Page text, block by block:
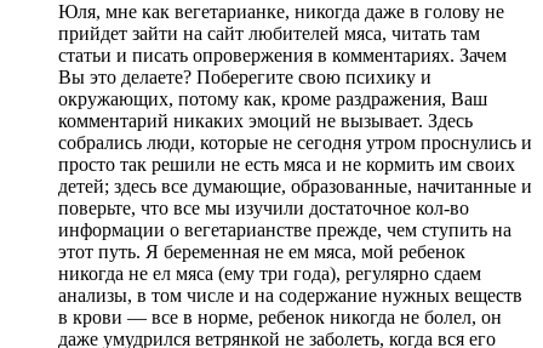
Юля, мне как вегетарианке, никогда даже в голову не
прийдет зайти на сайт любителей мяса, читать там
статьи и писать опровержения в комментариях. Зачем
Вы это делаете? Поберегите свою психику и
окружающих, потому как, кроме раздражения, Ваш
комментарий никаких эмоций не вызывает. Здесь
собрались люди, которые не сегодня утром проснулись и
просто так решили не есть мяса и не кормить им своих
детей; здесь все думающие, образованные, начитанные и
поверьте, что все мы изучили достаточное кол-во
информации о вегетарианстве прежде, чем ступить на
этот путь. Я беременная не ем мяса, мой ребенок
никогда не ел мяса (ему три года), регулярно сдаем
анализы, в том числе и на содержание нужных веществ
в крови — все в норме, ребенок никогда не болел, он
даже умудрился ветрянкой не заболеть, когда вся его